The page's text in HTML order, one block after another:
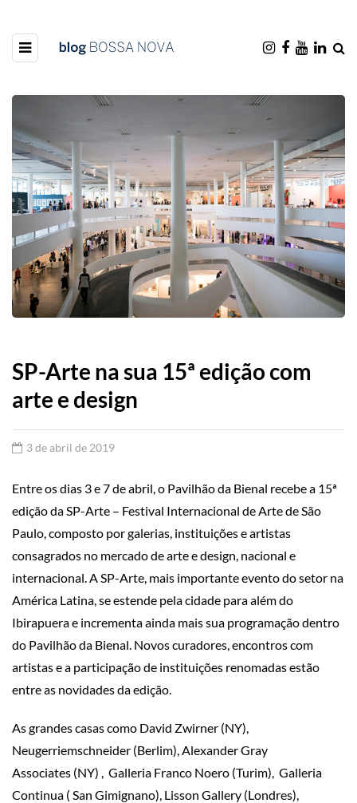
SP-Arte na sua 15ª edição com
arte e design
3 de abril de 2019
Entre os dias 3 e 7 de abril, o Pavilhão da Bienal recebe a 15ª
edição da SP-Arte – Festival Internacional de Arte de São
Paulo, composto por galerias, instituições e artistas
consagrados no mercado de arte e design, nacional e
internacional. A SP-Arte, mais importante evento do setor na
América Latina, se estende pela cidade para além do
Ibirapuera e incrementa ainda mais sua programação dentro
do Pavilhão da Bienal. Novos curadores, encontros com
artistas e a participação de instituições renomadas estão
entre as novidades da edição.
As grandes casas como David Zwirner (NY),
Neugerriemschneider (Berlim), Alexander Gray
Associates (NY) , Galleria Franco Noero (Turim), Galleria
Continua ( San Gimignano), Lisson Gallery (Londres),